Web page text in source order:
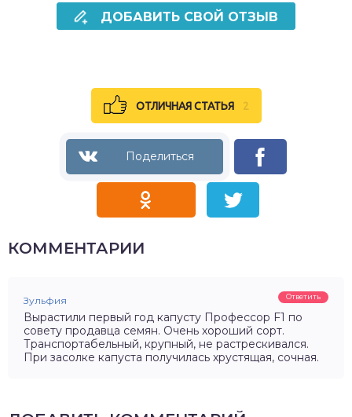
ДОБАВИТЬ СВОЙ ОТЗЫВ
ОТЛИЧНАЯ СТАТЬЯ 2
КОММЕНТАРИИ
Зульфия Ответить
Вырастили первый год капусту Профессор F1 по
совету продавца семян. Очень хороший сорт.
Транспортабельный, крупный, не растрескивался.
При засолке капуста получилась хрустящая, сочная.